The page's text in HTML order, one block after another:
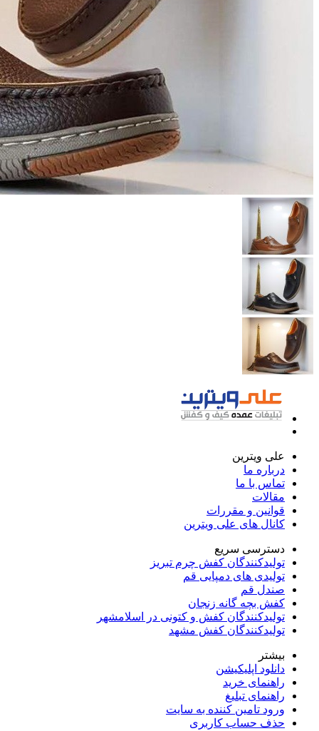
علی ویترین
درباره ما
تماس با ما
مقالات
قوانین و مقررات
کانال های علی ویترین
دسترسی سریع
تولیدکنندگان کفش چرم تبریز
تولیدی های دمپایی قم
صندل قم
کفش بچه گانه زنجان
تولیدکنندگان کفش و کتونی در اسلامشهر
تولیدکنندگان کفش مشهد
بیشتر
دانلود اپلیکیشن
راهنمای خرید
راهنمای تبلیغ
ورود تامین کننده به سایت
حذف حساب کاربری